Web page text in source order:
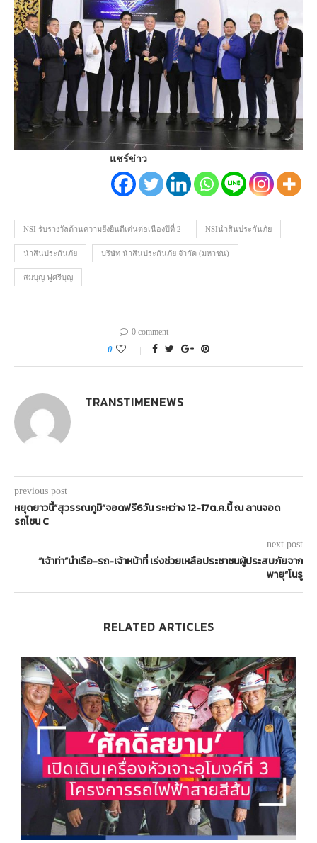
แชร์ข่าว
NSI รับรางวัลด้านความยั่งยืนดีเด่นต่อเนื่องปีที่ 2 NSIนำสินประกันภัย
นำสินประกันภัย บริษัท นำสินประกันภัย จำกัด (มหาชน)
สมบุญ ฟูศรีบุญ
0 comment
0
TRANSTIMENEWS
previous post
หยุดยาวนี้“สุวรรณภูมิ”จอดฟรี6วัน ระหว่าง 12-17ต.ค.นี้ ณ ลานจอด
รถโซน C
next post
“เจ้าท่า”นำเรือ-รถ-เจ้าหน้าที่ เร่งช่วยเหลือประชาชนผู้ประสบภัยจาก
พายุ“โนรู
RELATED ARTICLES